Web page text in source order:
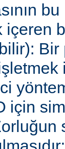
Bir
için